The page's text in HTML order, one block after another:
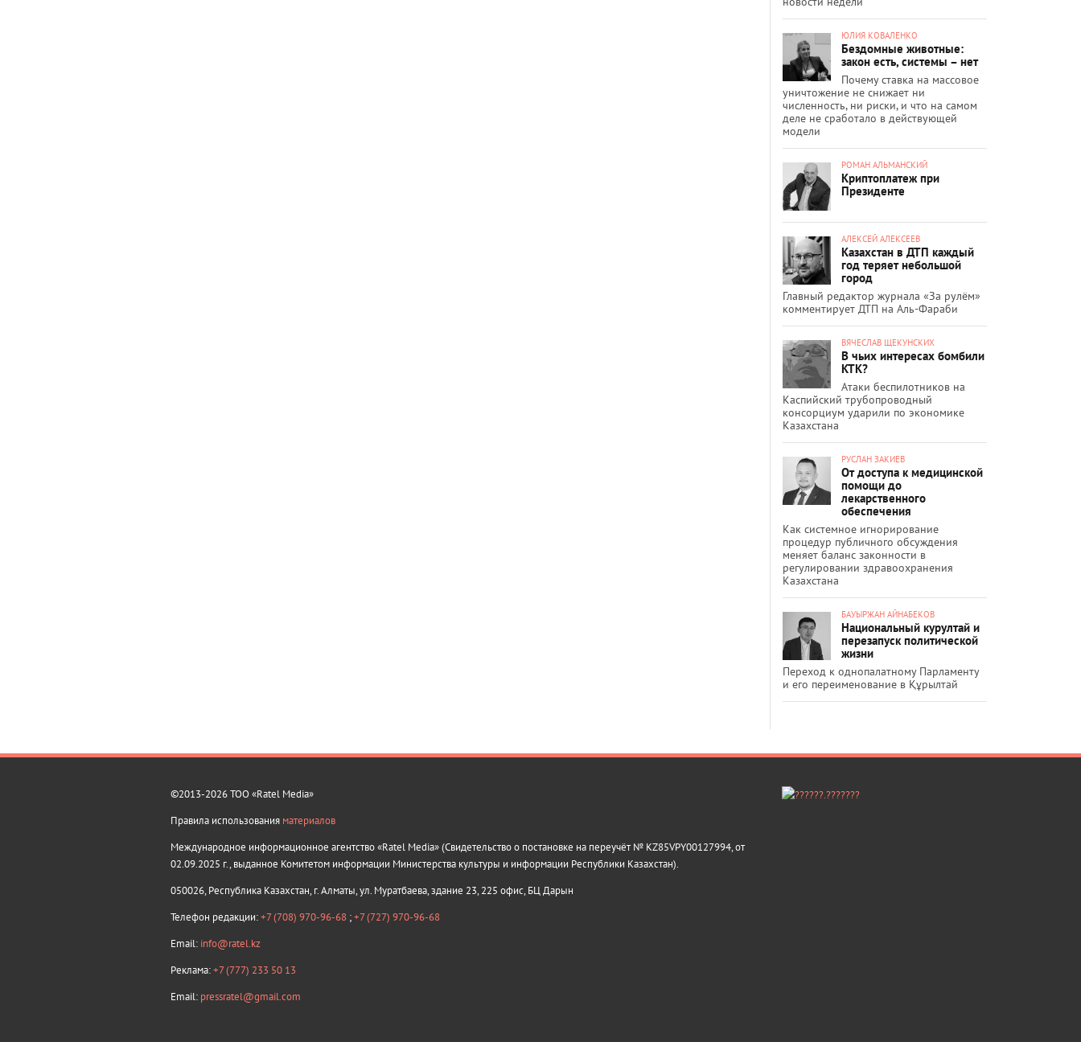
ЮЛИЯ КОВАЛЕНКО
Бездомные животные:
закон есть, системы – нет
Почему ставка на массовое
уничтожение не снижает ни
численность, ни риски, и что на самом
деле не сработало в действующей
модели
РОМАН АЛЬМАНСКИЙ
Криптоплатеж при
Президенте
АЛЕКСЕЙ АЛЕКСЕЕВ
Казахстан в ДТП каждый
год теряет небольшой
город
Главный редактор журнала «За рулём»
комментирует ДТП на Аль-Фараби
ВЯЧЕСЛАВ ЩЕКУНСКИХ
В чьих интересах бомбили
КТК?
Атаки беспилотников на
Каспийский трубопроводный
консорциум ударили по экономике
Казахстана
РУСЛАН ЗАКИЕВ
От доступа к медицинской
помощи до
лекарственного
обеспечения
Как системное игнорирование
процедур публичного обсуждения
меняет баланс законности в
регулировании здравоохранения
Казахстана
БАУЫРЖАН АЙНАБЕКОВ
Национальный курултай и
перезапуск политической
жизни
Переход к однопалатному Парламенту
и его переименование в Құрылтай
©2013-2026 ТОО «Ratel Media»
Правила использования материалов
Международное информационное агентство «Ratel Media» (Свидетельство о постановке на переучёт № KZ85VPY00127994, от
02.09.2025 г., выданное Комитетом информации Министерства культуры и информации Республики Казахстан).
050026, Республика Казахстан, г. Алматы, ул. Муратбаева, здание 23, 225 офис, БЦ Дарын
Телефон редакции:+7 (708) 970-96-68 ;+7 (727) 970-96-68
Email: info@ratel.kz
Реклама:+7 (777) 233 50 13
Email: pressratel@gmail.com